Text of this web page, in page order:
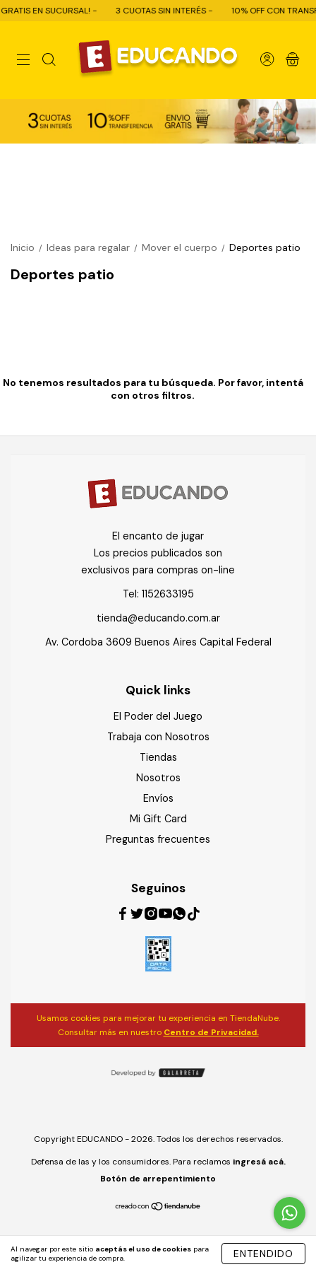
EN SUCURSAL! - 3 CUOTAS SIN INTERÉS - 10% OFF CON
0
Al navegar por este sitio aceptás el uso de cookies para
agilizar tu experiencia de compra.
ENTENDIDO
Inicio / Ideas para regalar / Mover el cuerpo / Deportes patio
Deportes patio
No tenemos resultados para tu búsqueda. Por favor, intentá
con otros filtros.
El encanto de jugar
Los precios publicados son
exclusivos para compras on-line
Tel: 1152633195
tienda@educando.com.ar
Av. Cordoba 3609 Buenos Aires Capital Federal
Quick links
El Poder del Juego
Trabaja con Nosotros
Tiendas
Nosotros
Envíos
Mi Gift Card
Preguntas frecuentes
Seguinos
Usamos cookies para mejorar tu experiencia en TiendaNube.
Consultar más en nuestro Centro de Privacidad.
Copyright EDUCANDO - 2026. Todos los derechos reservados.
Defensa de las y los consumidores. Para reclamos ingresá acá.
Botón de arrepentimiento